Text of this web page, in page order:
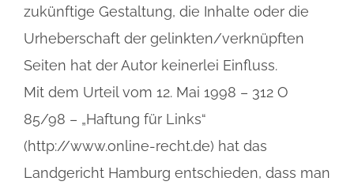
zukünftige Gestaltung, die Inhalte oder die
Urheberschaft der gelinkten/verknüpften
Seiten hat der Autor keinerlei Einfluss.
Mit dem Urteil vom 12. Mai 1998 – 312 O
85/98 – „Haftung für Links“
(http://www.online-recht.de) hat das
Landgericht Hamburg entschieden, dass man